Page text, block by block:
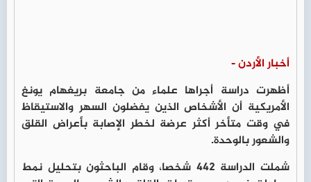
أخبار الأردن -
أظهرت دراسة أجراها علماء من جامعة بريغهام يونغ
الأمريكية أن الأشخاص الذين يفضلون السهر والاستيقاظ
في وقت متأخر أكثر عرضة لخطر الإصابة بأعراض القلق
والشعور بالوحدة.
شملت الدراسة 442 شخصا، وقام الباحثون بتحليل نمط